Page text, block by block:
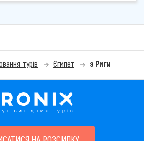
турів Єгипет з Риги